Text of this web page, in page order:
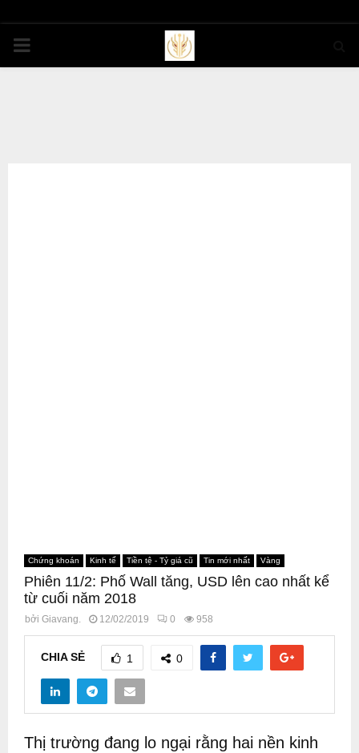
PRIMARY
Chứng khoán Kinh tế Tiền tệ - Tỷ giá cũ Tin mới nhất Vàng
Phiên 11/2: Phố Wall tăng, USD lên cao nhất kể
từ cuối năm 2018
bởi Giavang. 12/02/2019 0 958
CHIA SẺ 1 0
Thị trường đang lo ngại rằng hai nền kinh